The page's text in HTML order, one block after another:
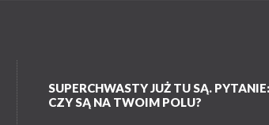
SUPERCHWASTY JUŻ TU SĄ. PYTANIE:
CZY SĄ NA TWOIM POLU?